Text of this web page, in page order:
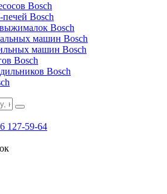
Bosch
Bosch
Bosch
машин Bosch
машин Bosch
Bosch
Bosch
127-59-64